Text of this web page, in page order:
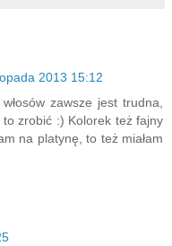
2013 15:12
zawsze jest trudna,
zrobić :) Kolorek też fajny
na platynę, to też miałam